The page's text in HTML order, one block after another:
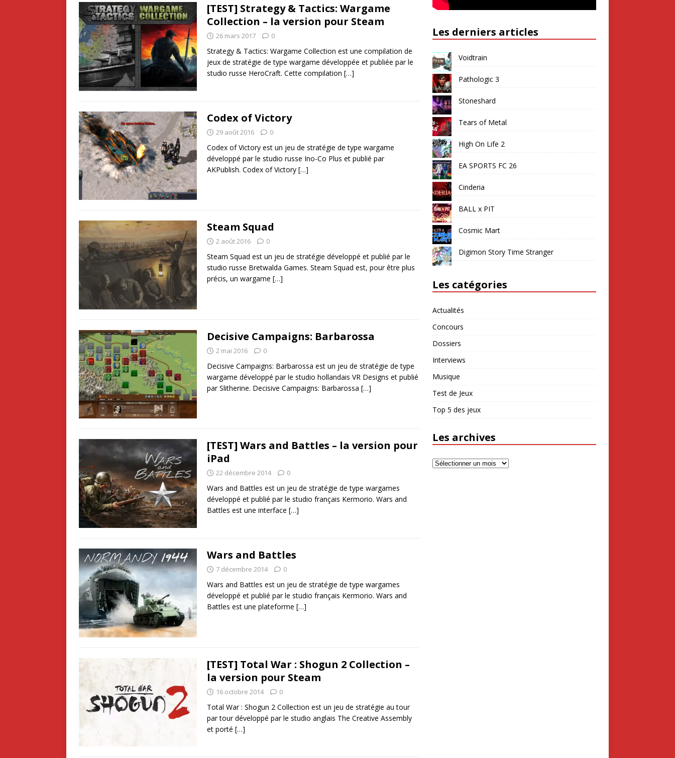
[TEST] Strategy & Tactics: Wargame
Collection – la version pour Steam
26 mars 2017 0
Strategy & Tactics: Wargame Collection est une compilation de
jeux de stratégie de type wargame développée et publiée par le
studio russe HeroCraft. Cette compilation […]
Codex of Victory
29 août 2016 0
Codex of Victory est un jeu de stratégie de type wargame
développé par le studio russe Ino-Co Plus et publié par
AKPublish. Codex of Victory […]
Steam Squad
2 août 2016 0
Steam Squad est un jeu de stratégie développé et publié par le
studio russe Bretwalda Games. Steam Squad est, pour être plus
précis, un wargame […]
Decisive Campaigns: Barbarossa
2 mai 2016 0
Decisive Campaigns: Barbarossa est un jeu de stratégie de type
wargame développé par le studio hollandais VR Designs et publié
par Slitherine. Decisive Campaigns: Barbarossa […]
[TEST] Wars and Battles – la version pour
iPad
22 décembre 2014 0
Wars and Battles est un jeu de stratégie de type wargames
développé et publié par le studio français Kermorio. Wars and
Battles est une interface […]
Wars and Battles
7 décembre 2014 0
Wars and Battles est un jeu de stratégie de type wargames
développé et publié par le studio français Kermorio. Wars and
Battles est une plateforme […]
[TEST] Total War : Shogun 2 Collection –
la version pour Steam
16 octobre 2014 0
Total War : Shogun 2 Collection est un jeu de stratégie au tour
par tour développé par le studio anglais The Creative Assembly
et porté […]
Les derniers articles
Voidtrain
Pathologic 3
Stoneshard
Tears of Metal
High On Life 2
EA SPORTS FC 26
Cinderia
BALL x PIT
Cosmic Mart
Digimon Story Time Stranger
Les catégories
Actualités
Concours
Dossiers
Interviews
Musique
Test de Jeux
Top 5 des jeux
Les archives